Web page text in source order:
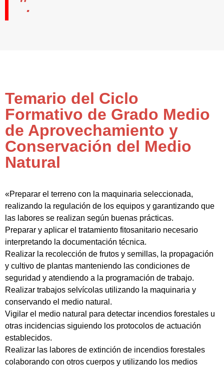
".
Temario del Ciclo
Formativo de Grado Medio
de Aprovechamiento y
Conservación del Medio
Natural
«Preparar el terreno con la maquinaria seleccionada,
realizando la regulación de los equipos y garantizando que
las labores se realizan según buenas prácticas.
Preparar y aplicar el tratamiento fitosanitario necesario
interpretando la documentación técnica.
Realizar la recolección de frutos y semillas, la propagación
y cultivo de plantas manteniendo las condiciones de
seguridad y atendiendo a la programación de trabajo.
Realizar trabajos selvícolas utilizando la maquinaria y
conservando el medio natural.
Vigilar el medio natural para detectar incendios forestales u
otras incidencias siguiendo los protocolos de actuación
establecidos.
Realizar las labores de extinción de incendios forestales
colaborando con otros cuerpos y utilizando los medios